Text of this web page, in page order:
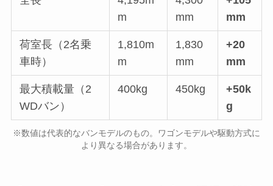
m
mm
mm
荷室長（2名乗
車時）
1,810m
m
1,830
mm
+20
mm
最大積載量（2
WDバン）
400kg 450kg
+50k
g
※数値は代表的なバンモデルのもの。ワゴンモデルや駆動方式に
より異なる場合があります。